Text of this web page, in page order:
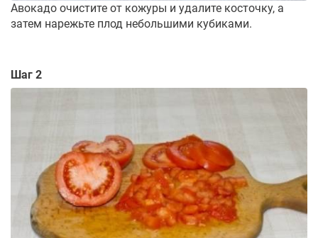
Авокадо очистите от кожуры и удалите косточку, а
затем нарежьте плод небольшими кубиками.
Шаг 2